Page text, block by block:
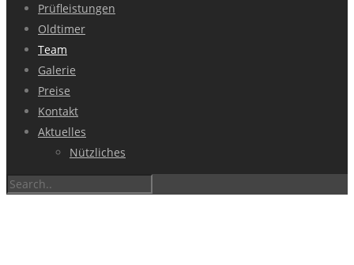
Prüfleistungen
Oldtimer
Team
Galerie
Preise
Kontakt
Aktuelles
Nützliches